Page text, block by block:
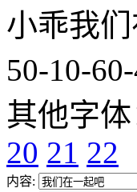
小乖我
50-10-
其他字体
20 21 22
内容: